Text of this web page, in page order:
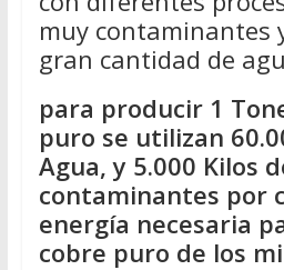
muy contaminantes
gran cantidad de
para producir 1
puro se utilizan
Agua, y 5.000 Kilos
contaminantes por
energía necesaria
cobre puro de los